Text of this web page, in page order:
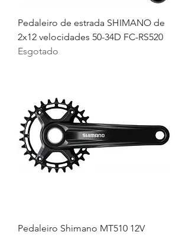
Pedaleiro de estrada SHIMANO de
2x12 velocidades 50-34D FC-RS520
Esgotado
Pedaleiro Shimano MT510 12V